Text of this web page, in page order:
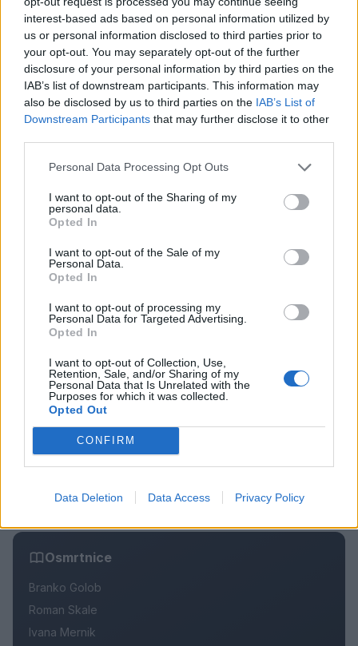
interest-based ads based on personal information utilized by
us or personal information disclosed to third parties prior to
your opt-out. You may separately opt-out of the further
disclosure of your personal information by third parties on the
IAB’s list of downstream participants. This information may
also be disclosed by us to third parties on the IAB’s List of
Downstream Participants that may further disclose it to other
Personal Data Processing Opt Outs
I want to opt-out of the Sharing of my
personal data.
Opted In
I want to opt-out of the Sale of my
Personal Data.
Opted In
I want to opt-out of processing my
Personal Data for Targeted Advertising.
Opted In
I want to opt-out of Collection, Use,
Retention, Sale, and/or Sharing of my
Personal Data that Is Unrelated with the
Purposes for which it was collected.
Opted Out
CONFIRM
Data Deletion Data Access Privacy Policy
Prihajajoči dogodki
AVG
7
Pesem kita grbavca
18:00
AVG
7
Smrt Robina Hooda
20:30
AVG
Aktivne poletne počitnice z ustvarjalci Studia
AVG Večer pesmi Đorđa Balaševića
Najbolj brano
Pretep v gostinskem lokalu v Velenju: 46-letnik
moškega udaril s steklenico in ga zabodel
(VIDEO) "Mislil sem, da je konec": Lastnik
velenjske picerije o padcu s padalom na
Hrvaškem
Dopustniška drama: Policija pričakala letalo s
Korošico po pristanku
Na Šaleški cesti v Velenju občanka poškodovala
tri vozila
mrtvega 76-letnika
Osmrtnice
Branko Golob
Roman Skale
Ivana Mernik